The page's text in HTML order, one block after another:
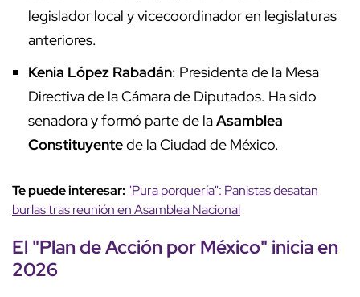
legislador local y vicecoordinador en legislaturas
anteriores.
Kenia López Rabadán: Presidenta de la Mesa
Directiva de la Cámara de Diputados. Ha sido
senadora y formó parte de laAsamblea
Constituyentede la Ciudad de México.
Te puede interesar: "Pura porquería": Panistas desatan
burlas tras reunión en Asamblea Nacional
El "Plan de Acción por México" inicia en
2026